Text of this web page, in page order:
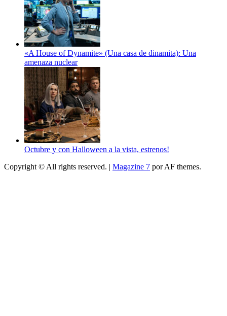
«A House of Dynamite» (Una casa de dinamita): Una
amenaza nuclear
Octubre y con Halloween a la vista, estrenos!
Copyright © All rights reserved. | Magazine 7 por AF themes.